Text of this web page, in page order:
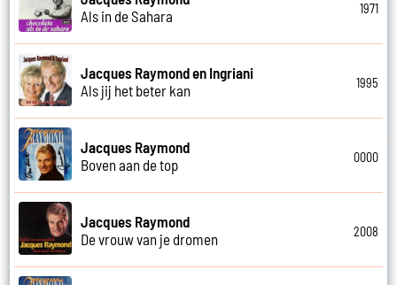
Als in de Sahara
1971
Jacques Raymond en Ingriani
Als jij het beter kan
1995
Jacques Raymond
Boven aan de top
0000
Jacques Raymond
De vrouw van je dromen
2008